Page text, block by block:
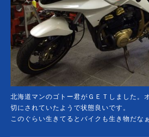
北海道マンのゴトー君がＧＥＴしました。
切にされていたようで状態良いです。
このぐらい生きてるとバイクも生き物だな